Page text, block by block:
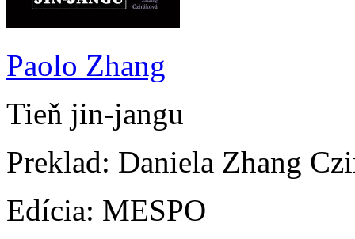
Paolo Zhang
Tieň jin-jangu
Preklad: Daniela Zhang
Edícia: MESPO